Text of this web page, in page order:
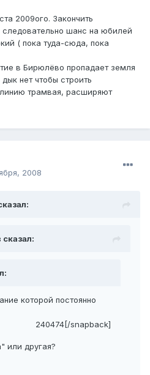
2009ого. Закончить
шанс на юбилей
( пока туда-сюда, пока
в Бирюлёво пропадает земля
нет чтобы строить
трамвая, расширяют
2008
которой постоянно
240474[/snapback]
или другая?